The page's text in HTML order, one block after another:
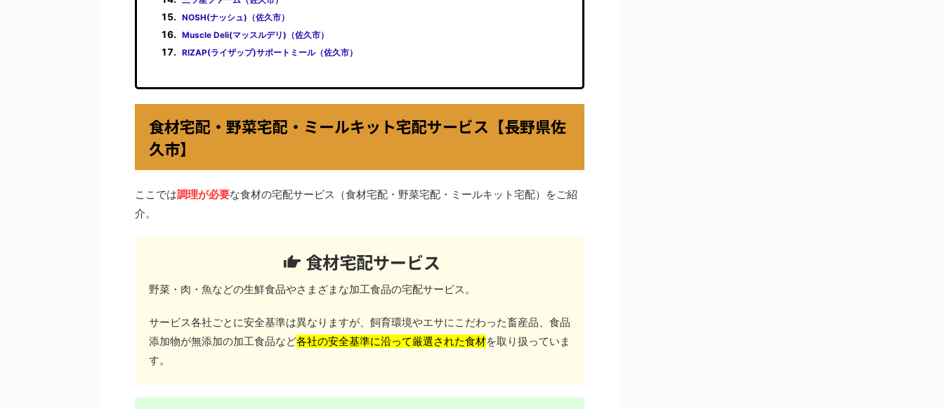
NOSH(ナッシュ)（佐久市）
Muscle Deli(マッスルデリ)（佐久市）
RIZAP(ライザップ)サポートミール（佐久市）
食材宅配・野菜宅配・ミールキット宅配サービス【長野県佐
久市】
ここでは調理が必要な食材の宅配サービス（食材宅配・野菜宅配・ミールキット宅配）をご紹
介。
食材宅配サービス
野菜・肉・魚などの生鮮食品やさまざまな加工食品の宅配サービス。
サービス各社ごとに安全基準は異なりますが、飼育環境やエサにこだわった畜産品、食品
添加物が無添加の加工食品など各社の安全基準に沿って厳選された食材を取り扱っていま
す。